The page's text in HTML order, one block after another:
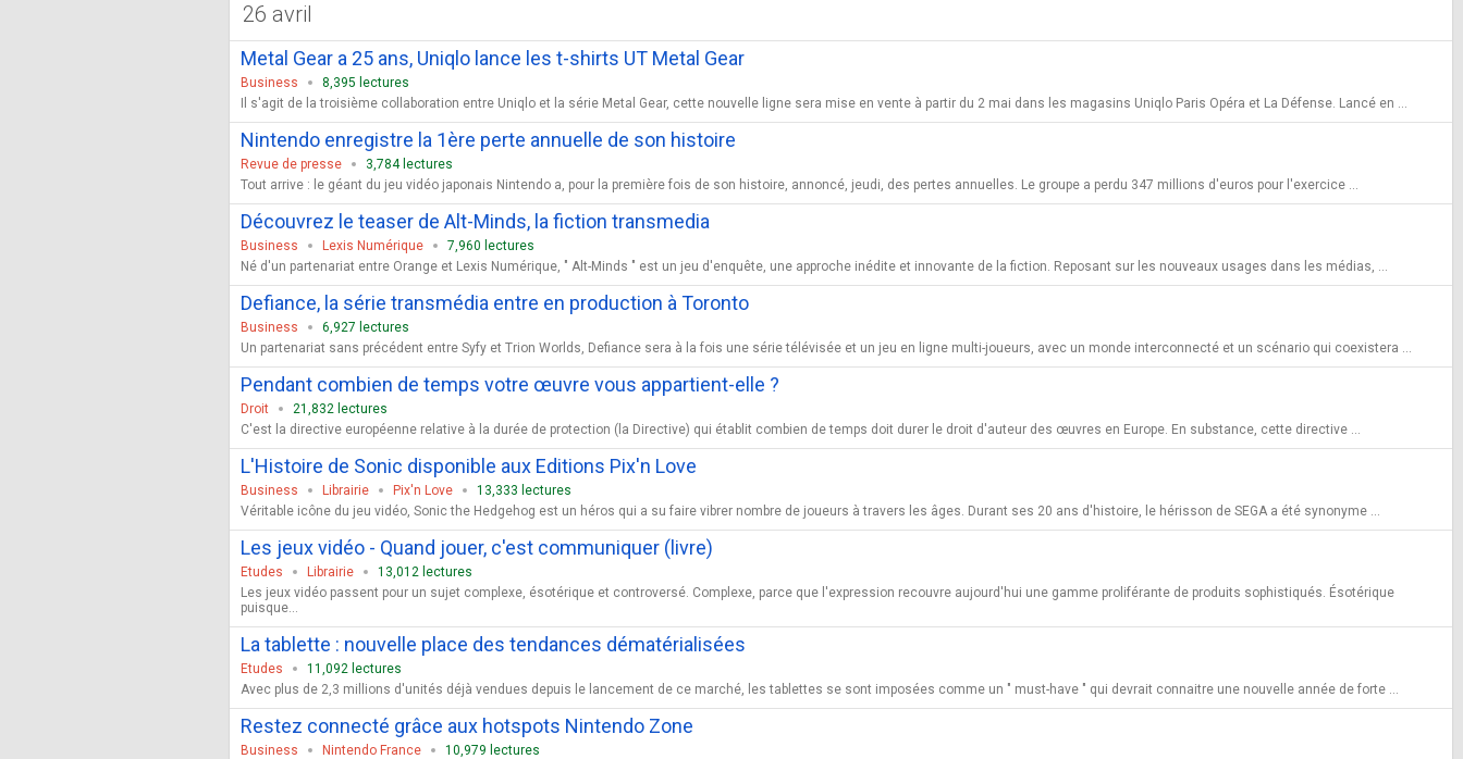
26 avril
Metal Gear a 25 ans, Uniqlo lance les t-shirts UT Metal Gear
Business
8,395 lectures
Il s'agit de la troisième collaboration entre Uniqlo et la série Metal Gear, cette nouvelle ligne sera mise en vente à partir du 2 mai dans les magasins Uniqlo Paris Opéra et La Défense. Lancé en ...
Nintendo enregistre la 1ère perte annuelle de son histoire
Revue de presse
3,784 lectures
Tout arrive : le géant du jeu vidéo japonais Nintendo a, pour la première fois de son histoire, annoncé, jeudi, des pertes annuelles. Le groupe a perdu 347 millions d'euros pour l'exercice ...
Découvrez le teaser de Alt-Minds, la fiction transmedia
Business Lexis Numérique
7,960 lectures
Né d'un partenariat entre Orange et Lexis Numérique, " Alt-Minds " est un jeu d'enquête, une approche inédite et innovante de la fiction. Reposant sur les nouveaux usages dans les médias, ...
Defiance, la série transmédia entre en production à Toronto
Business
6,927 lectures
Un partenariat sans précédent entre Syfy et Trion Worlds, Defiance sera à la fois une série télévisée et un jeu en ligne multi-joueurs, avec un monde interconnecté et un scénario qui coexistera ...
Pendant combien de temps votre œuvre vous appartient-elle ?
Droit
21,832 lectures
C'est la directive européenne relative à la durée de protection (la Directive) qui établit combien de temps doit durer le droit d'auteur des œuvres en Europe. En substance, cette directive ...
L'Histoire de Sonic disponible aux Editions Pix'n Love
Business Librairie Pix'n Love
13,333 lectures
Véritable icône du jeu vidéo, Sonic the Hedgehog est un héros qui a su faire vibrer nombre de joueurs à travers les âges. Durant ses 20 ans d'histoire, le hérisson de SEGA a été synonyme ...
Les jeux vidéo - Quand jouer, c'est communiquer (livre)
Etudes Librairie
13,012 lectures
Les jeux vidéo passent pour un sujet complexe, ésotérique et controversé. Complexe, parce que l'expression recouvre aujourd'hui une gamme proliférante de produits sophistiqués. Ésotérique
puisque...
La tablette : nouvelle place des tendances dématérialisées
Etudes
11,092 lectures
Avec plus de 2,3 millions d'unités déjà vendues depuis le lancement de ce marché, les tablettes se sont imposées comme un " must-have " qui devrait connaitre une nouvelle année de forte ...
Restez connecté grâce aux hotspots Nintendo Zone
Business Nintendo France
10,979 lectures